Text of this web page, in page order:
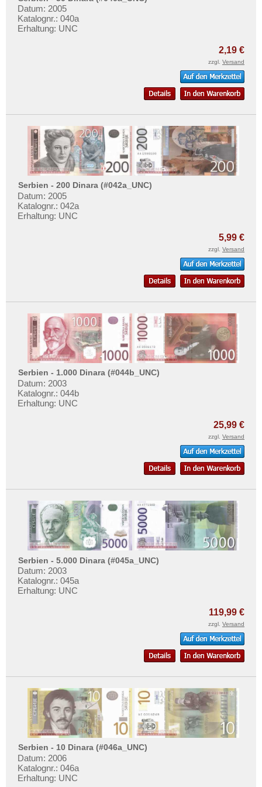
Tatarstan
Transnistrien
Ungarn
Vatikan
Weissrussland
Zypern
Testbanknoten
Banknotenbriefe
Kontakt
Informationen
Preislisten
Ankauf
Erhaltungsgrade
Gratisbanknoten
Privatsphäre und Datenschutz
Widerrufsbelehrung
Liefer- und Versandkosten
AGB
Impressum
Datum: 2005
Katalognr.: 040a
Erhaltung: UNC
2,19 €
zzgl. Versand
Serbien - 200 Dinara (#042a_UNC)
Datum: 2005
Katalognr.: 042a
Erhaltung: UNC
5,99 €
zzgl. Versand
Serbien - 1.000 Dinara (#044b_UNC)
Datum: 2003
Katalognr.: 044b
Erhaltung: UNC
25,99 €
zzgl. Versand
Serbien - 5.000 Dinara (#045a_UNC)
Datum: 2003
Katalognr.: 045a
Erhaltung: UNC
119,99 €
zzgl. Versand
Serbien - 10 Dinara (#046a_UNC)
Datum: 2006
Katalognr.: 046a
Erhaltung: UNC